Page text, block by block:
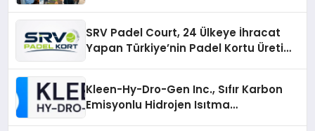
SRV Padel Court, 24 Ülkeye İhracat
Yapan Türkiye’nin Padel Kortu Üretim
Kleen-Hy-Dro-Gen Inc., Sıfır Karbon
Emisyonlu Hidrojen Isıtma